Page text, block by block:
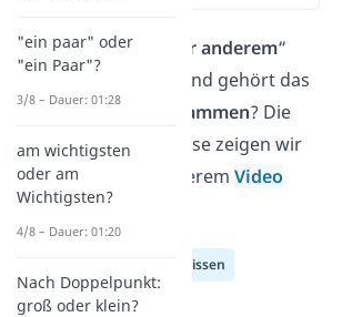
Schreibst du „ unter anderem“
groß oder klein
? Und gehört das
getrenntoder zusammen? Die
richtige Schreibweise zeigen wir
dir hier und in unseremVideo
dazu!
Deutsch Allgemeinwissen
"ein paar" oder
"ein Paar"?
3/8 – Dauer: 01:28
am wichtigsten
oder am
Wichtigsten?
4/8 – Dauer: 01:20
Nach Doppelpunkt:
groß oder klein?